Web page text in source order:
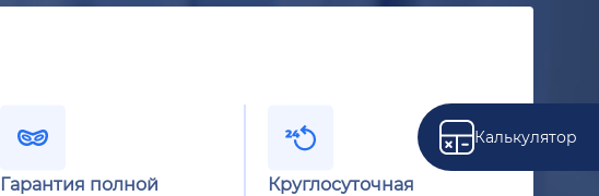
Калькулятор
Гарантия полной
Круглосуточная